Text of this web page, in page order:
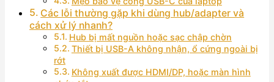
Các lỗi thường gặp khi dùng hub/adapter và
cách xử lý nhanh?
Hub bị mất nguồn hoặc sạc chập chờn
Thiết bị USB-A không nhận, ổ cứng ngoài bị
rớt
Không xuất được HDMI/DP, hoặc màn hình